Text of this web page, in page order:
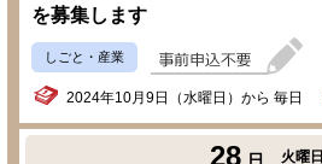
を募集します
しごと・産業
2024年10月9日（水曜日）から 毎日
28 火曜日